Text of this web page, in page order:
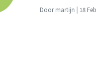
Door martijn | 18 Feb